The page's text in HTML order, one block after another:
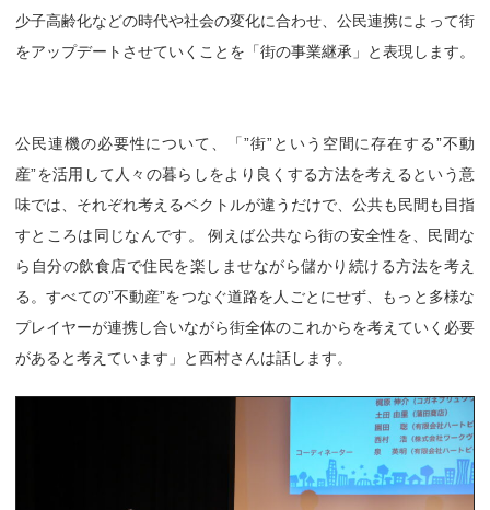
少子高齢化などの時代や社会の変化に合わせ、公民連携によって街
をアップデートさせていくことを「街の事業継承」と表現します。
公民連機の必要性について、「”街”という空間に存在する”不動
産”を活用して人々の暮らしをより良くする方法を考えるという意
味では、それぞれ考えるベクトルが違うだけで、公共も民間も目指
すところは同じなんです。 例えば公共なら街の安全性を、民間な
ら自分の飲食店で住民を楽しませながら儲かり続ける方法を考え
る。すべての”不動産”をつなぐ道路を人ごとにせず、もっと多様な
プレイヤーが連携し合いながら街全体のこれからを考えていく必要
があると考えています」と西村さんは話します。